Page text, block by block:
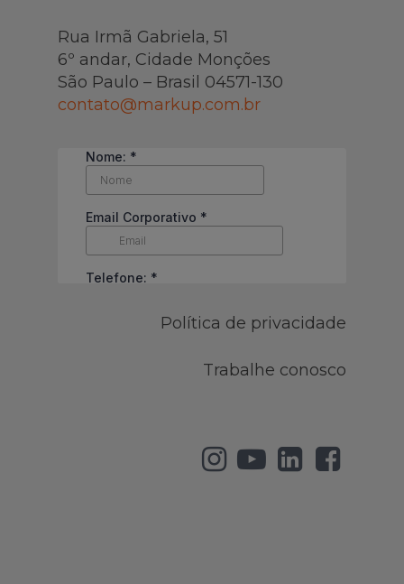
Rua Irmã Gabriela, 51
6º andar, Cidade Monções
São Paulo – Brasil 04571-130
contato@markup.com.br
Política de privacidade
Trabalhe conosco